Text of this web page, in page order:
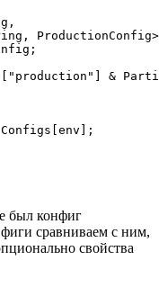
&
был конфиг
сравниваем с ним,
свойства